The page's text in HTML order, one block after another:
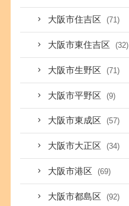
大阪市住吉区 (71)
大阪市東住吉区 (32)
大阪市生野区 (71)
大阪市平野区 (9)
大阪市東成区 (57)
大阪市大正区 (34)
大阪市港区 (69)
大阪市都島区 (92)